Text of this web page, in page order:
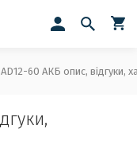
AD12-60 АКБ опис, відгуки,